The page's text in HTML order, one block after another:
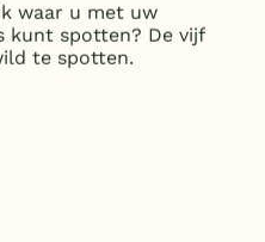
waar u met uw
kunt spotten? De vijf
te spotten.